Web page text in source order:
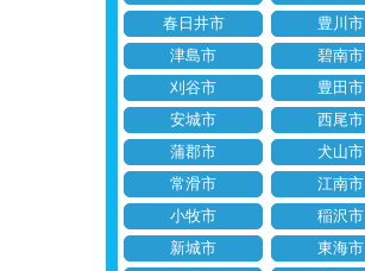
春日井市
豊川市
津島市
碧南市
刈谷市
豊田市
安城市
西尾市
蒲郡市
犬山市
常滑市
江南市
小牧市
稲沢市
新城市
東海市